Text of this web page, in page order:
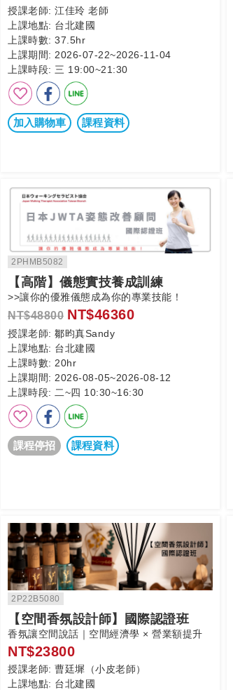
授課老師: 江佳玲 老師
上課地點: 台北建國
上課時數: 37.5hr
上課期間: 2026-07-22~2026-11-04
上課時段: 三 19:00~21:30
加入購物車 課程資料
2PHMB5082
【高階】儀態實技養成訓練
>>讓你的優雅儀態成為你的專業技能！
NT$48800 NT$46360
授課老師: 鄒昀真Sandy
上課地點: 台北建國
上課時數: 20hr
上課期間: 2026-08-05~2026-08-12
上課時段: 二~四 10:30~16:30
課程停招 課程資料
2P22B5080
【空間香氛設計師】國際認證班
香氛讓空間說話｜空間經濟學 × 營業額提升
NT$23800
授課老師: 曹廷墀（小皮老師）
上課地點: 台北建國